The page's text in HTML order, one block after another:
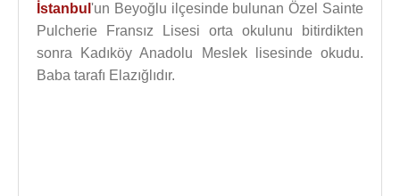
İstanbul 'un Beyoğlu ilçesinde bulunan Özel Sainte
Pulcherie Fransız Lisesi orta okulunu bitirdikten
sonra Kadıköy Anadolu Meslek lisesinde okudu.
Baba tarafı Elazığlıdır.